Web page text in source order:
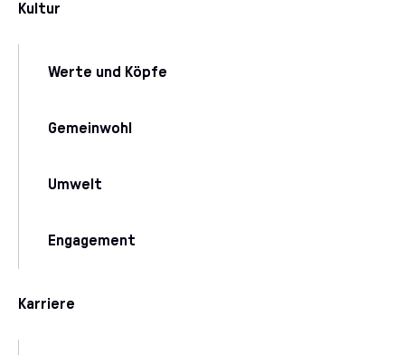
Kultur
Werte und Köpfe
Gemeinwohl
Umwelt
Engagement
Karriere